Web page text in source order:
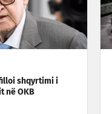
shqyrtimi i
në OKB